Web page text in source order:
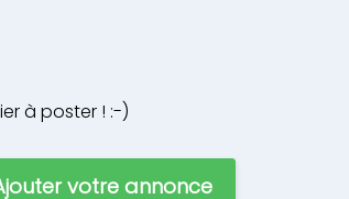
à poster ! :-)
votre annonce